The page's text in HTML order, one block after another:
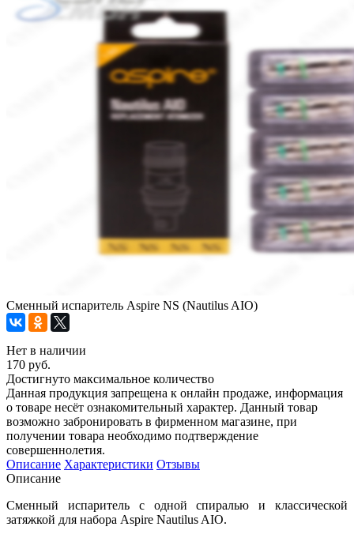
Сменный испаритель Aspire NS (Nautilus AIO)
Нет в наличии
170 руб.
Достигнуто максимальное количество
Данная продукция запрещена к онлайн продаже, информация
о товаре несёт ознакомительный характер. Данный товар
возможно забронировать в фирменном магазине, при
получении товара необходимо подтверждение
совершеннолетия.
Описание Характеристики Отзывы
Описание
Сменный испаритель с одной спиралью и классической
затяжкой для набора Aspire Nautilus AIO.